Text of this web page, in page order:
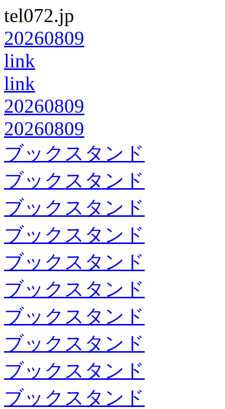
tel072.jp
20260809
link
link
20260809
20260809
ブックスタンド
ブックスタンド
ブックスタンド
ブックスタンド
ブックスタンド
ブックスタンド
ブックスタンド
ブックスタンド
ブックスタンド
ブックスタンド